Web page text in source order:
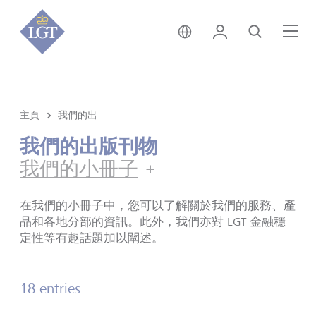
香港 • 中文
登錄 尋找
主頁
我們的出版刊物
我們的小冊子 我們的小冊子
在我們的小冊子中，您可以了解關於我們的服務、產
品和各地分部的資訊。此外，我們亦對 LGT 金融穩
定性等有趣話題加以闡述。
18 entries